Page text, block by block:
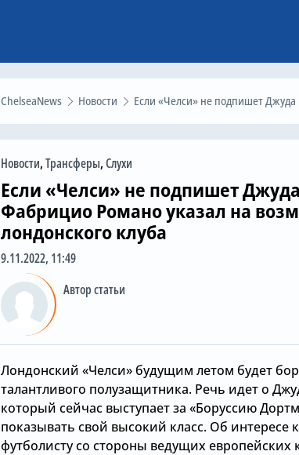
ChelseaNews Новости Если «Челси» не подпишет Джуда Беллингема… Фабрицио
Новости,Трансферы,Слухи
Если «Челси» не подпишет
Фабрицио Романо указал на
лондонского клуба
9.11.2022, 11:49
Автор статьи
Лондонский «Челси» будущим летом будет
талантливого полузащитника. Речь идет о
который сейчас выступает за «Боруссию
показывать свой высокий класс. Об интересе
футболисту со стороны ведущих европейских